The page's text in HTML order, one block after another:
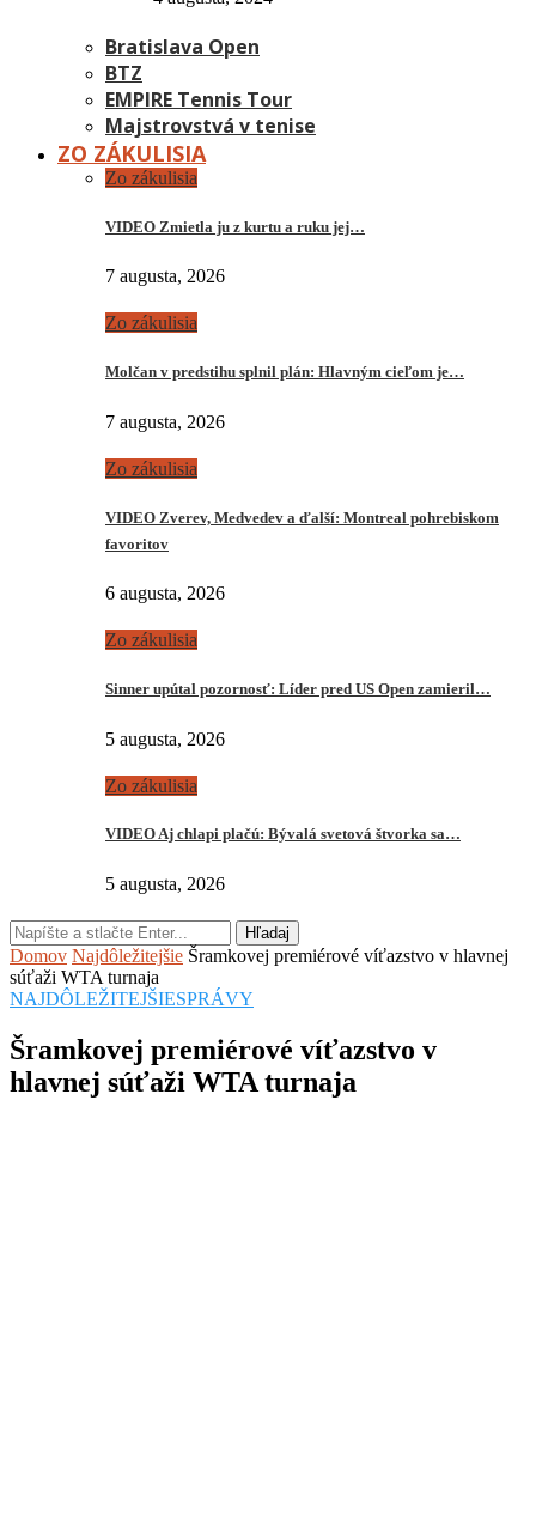
Bratislava Open
BTZ
EMPIRE Tennis Tour
Majstrovstvá v tenise
ZO ZÁKULISIA
Zo zákulisia
VIDEO Zmietla ju z kurtu a ruku jej…
7 augusta, 2026
Zo zákulisia
Molčan v predstihu splnil plán: Hlavným cieľom je…
7 augusta, 2026
Zo zákulisia
VIDEO Zverev, Medvedev a ďalší: Montreal pohrebiskom
favoritov
6 augusta, 2026
Zo zákulisia
Sinner upútal pozornosť: Líder pred US Open zamieril…
5 augusta, 2026
Zo zákulisia
VIDEO Aj chlapi plačú: Bývalá svetová štvorka sa…
5 augusta, 2026
Hľadaj
Domov Najdôležitejšie Šramkovej premiérové víťazstvo v hlavnej
súťaži WTA turnaja
NAJDÔLEŽITEJŠIESPRÁVY
Šramkovej premiérové víťazstvo v
hlavnej súťaži WTA turnaja